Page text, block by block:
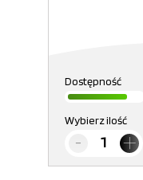
Dostępność
Wybierz ilość